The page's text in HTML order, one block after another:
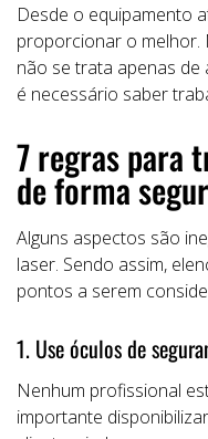
Desde o equipamento
proporcionar o melhor.
não se trata apenas de
é necessário saber
7 regras para
de forma
Alguns aspectos são
laser. Sendo assim,
pontos a serem
1. Use óculos de
Nenhum profissional
importante